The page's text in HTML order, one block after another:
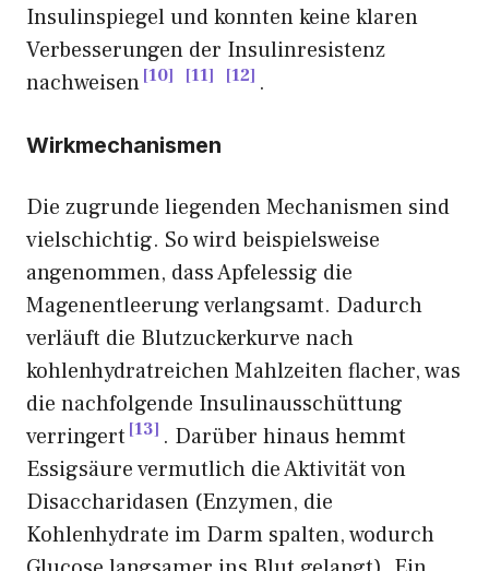
Insulinspiegel und konnten keine klaren
Verbesserungen der Insulinresistenz
nachweisen 10 11 12 .
Wirkmechanismen
Die zugrunde liegenden Mechanismen sind
vielschichtig. So wird beispielsweise
angenommen, dass Apfelessig die
Magenentleerung verlangsamt. Dadurch
verläuft die Blutzuckerkurve nach
kohlenhydratreichen Mahlzeiten flacher, was
die nachfolgende Insulinausschüttung
verringert 13 . Darüber hinaus hemmt
Essigsäure vermutlich die Aktivität von
Disaccharidasen (Enzymen, die
Kohlenhydrate im Darm spalten, wodurch